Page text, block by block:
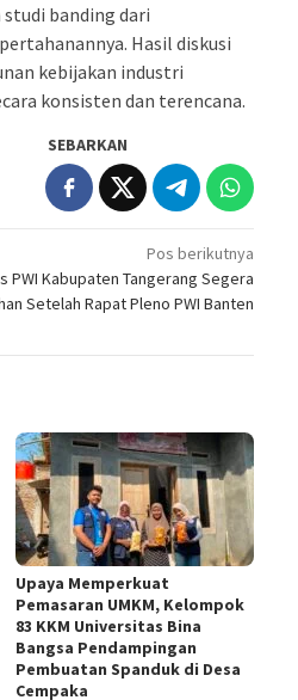
banding dari
Hasil diskusi
kebijakan industri
konsisten dan terencana.
SEBARKAN
Pos berikutnya
PWI Kabupaten Tangerang Segera
Setelah Rapat Pleno PWI Banten
Upaya Memperkuat
Pemasaran UMKM, Kelompok
83 KKM Universitas Bina
Bangsa Pendampingan
Pembuatan Spanduk di Desa
Cempaka